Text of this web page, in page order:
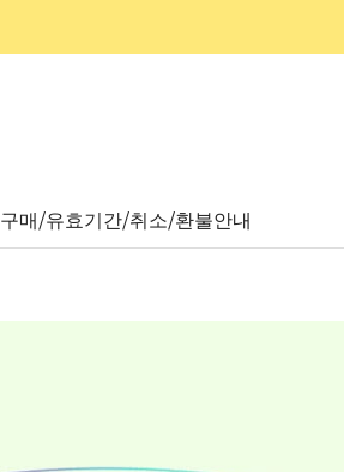
구매/유효기간/취소/환불안내